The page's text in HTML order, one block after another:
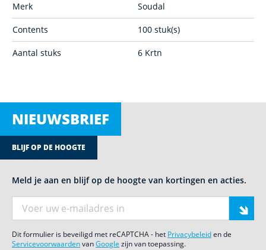
Merk Soudal
Contents 100 stuk(s)
Aantal stuks 6 Krtn
NIEUWSBRIEF
BLIJF OP DE HOOGTE
Meld je aan en blijf op de hoogte van kortingen en acties.
Dit formulier is beveiligd met reCAPTCHA - het Privacybeleiden de
ServicevoorwaardenvanGoogle zijn van toepassing.